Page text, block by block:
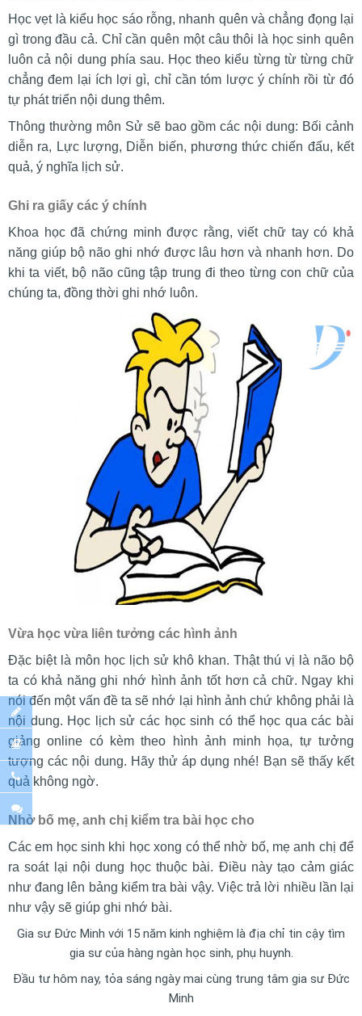
Học vẹt là kiểu học sáo rỗng, nhanh quên và chẳng đọng lại
gì trong đầu cả. Chỉ cần quên một câu thôi là học sinh quên
luôn cả nội dung phía sau. Học theo kiểu từng từ từng chữ
chẳng đem lại ích lợi gì, chỉ cần tóm lược ý chính rồi từ đó
tự phát triển nội dung thêm.
Thông thường môn Sử sẽ bao gồm các nội dung: Bối cảnh
diễn ra, Lực lượng, Diễn biến, phương thức chiến đấu, kết
quả, ý nghĩa lịch sử.
Ghi ra giấy các ý chính
Khoa học đã chứng minh được rằng, viết chữ tay có khả
năng giúp bộ não ghi nhớ được lâu hơn và nhanh hơn. Do
khi ta viết, bộ não cũng tập trung đi theo từng con chữ của
chúng ta, đồng thời ghi nhớ luôn.
Vừa học vừa liên tưởng các hình ảnh
Đặc biệt là môn học lịch sử khô khan. Thật thú vị là não bộ
ta có khả năng ghi nhớ hình ảnh tốt hơn cả chữ. Ngay khi
nói đến một vấn đề ta sẽ nhớ lại hình ảnh chứ không phải là
nội dung. Học lịch sử các học sinh có thể học qua các bài
giảng online có kèm theo hình ảnh minh họa, tự tưởng
tượng các nội dung. Hãy thử áp dụng nhé! Bạn sẽ thấy kết
quả không ngờ.
Nhờ bố mẹ, anh chị kiểm tra bài học cho
Các em học sinh khi học xong có thể nhờ bố, mẹ anh chị để
ra soát lại nội dung học thuộc bài. Điều này tạo cảm giác
như đang lên bảng kiểm tra bài vậy. Việc trả lời nhiều lần lại
như vậy sẽ giúp ghi nhớ bài.
Gia sư Đức Minh với 15 năm kinh nghiệm là địa chỉ tin cậy tìm
gia sư của hàng ngàn học sinh, phụ huynh.
Đầu tư hôm nay, tỏa sáng ngày mai cùng trung tâm gia sư Đức
Minh